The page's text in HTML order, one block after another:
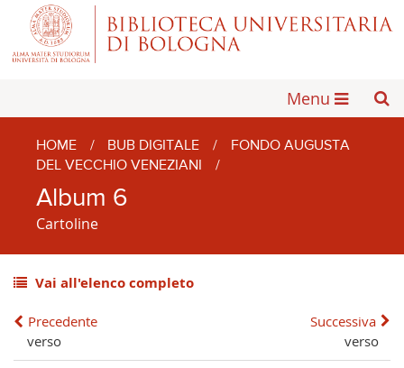
Menu
HOME / BUB DIGITALE /
FONDO AUGUSTA
DEL VECCHIO VENEZIANI
/
Album 6
Cartoline
Vai all'elenco completo
Precedente
verso
Successiva
verso